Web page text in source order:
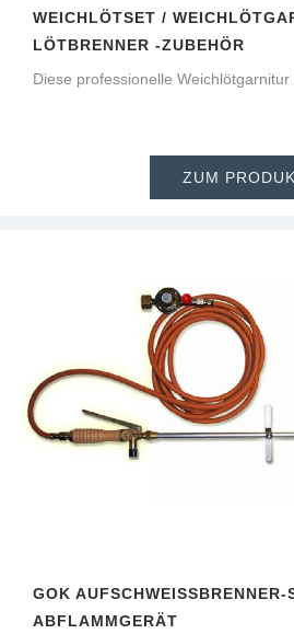
WEICHLÖTSET /
LÖTBRENNER -ZUBEHÖR
Diese professionelle Weichlötgarnitur
ZUM
GOK AUFSCHWEISSBRENNER-
ABFLAMMGERÄT